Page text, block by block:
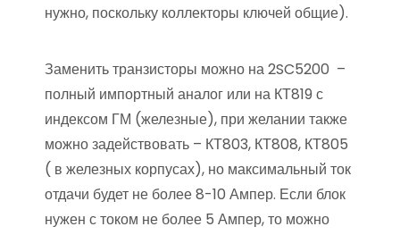
нужно, поскольку коллекторы ключей общие).
Заменить транзисторы можно на 2SC5200 –
полный импортный аналог или на КТ819 с
индексом ГМ (железные), при желании также
можно задействовать – КТ803, КТ808, КТ805
( в железных корпусах), но максимальный ток
отдачи будет не более 8-10 Ампер. Если блок
нужен с током не более 5 Ампер, то можно